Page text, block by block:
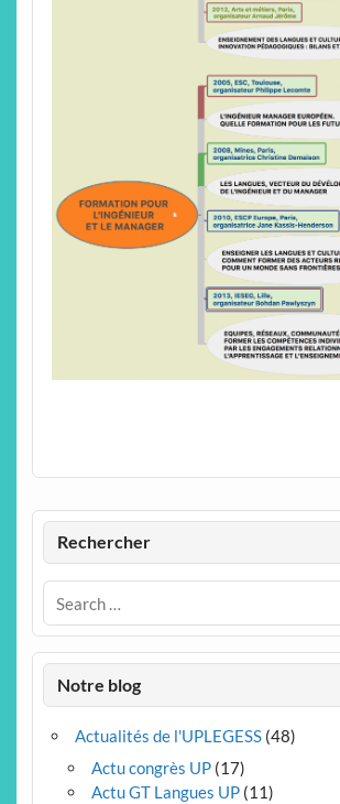
Rechercher
Notre blog
Actualités de l'UPLEGESS(48)
Actu congrès UP(17)
Actu GT Langues UP(11)